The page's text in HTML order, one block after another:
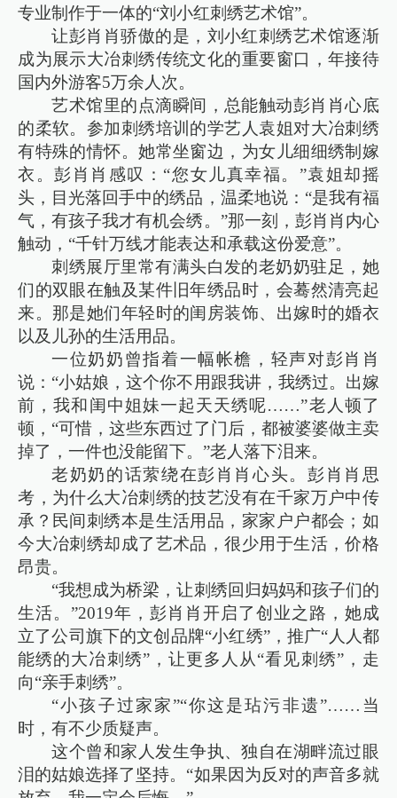
专业制作于一体的“刘小红刺绣艺术馆”。
让彭肖肖骄傲的是，刘小红刺绣艺术馆逐渐
成为展示大冶刺绣传统文化的重要窗口，年接待
国内外游客5万余人次。
艺术馆里的点滴瞬间，总能触动彭肖肖心底
的柔软。参加刺绣培训的学艺人袁姐对大冶刺绣
有特殊的情怀。她常坐窗边，为女儿细细绣制嫁
衣。彭肖肖感叹：“您女儿真幸福。”袁姐却摇
头，目光落回手中的绣品，温柔地说：“是我有福
气，有孩子我才有机会绣。”那一刻，彭肖肖内心
触动，“千针万线才能表达和承载这份爱意”。
刺绣展厅里常有满头白发的老奶奶驻足，她
们的双眼在触及某件旧年绣品时，会蓦然清亮起
来。那是她们年轻时的闺房装饰、出嫁时的婚衣
以及儿孙的生活用品。
一位奶奶曾指着一幅帐檐，轻声对彭肖肖
说：“小姑娘，这个你不用跟我讲，我绣过。出嫁
前，我和闺中姐妹一起天天绣呢……”老人顿了
顿，“可惜，这些东西过了门后，都被婆婆做主卖
掉了，一件也没能留下。”老人落下泪来。
老奶奶的话萦绕在彭肖肖心头。彭肖肖思
考，为什么大冶刺绣的技艺没有在千家万户中传
承？民间刺绣本是生活用品，家家户户都会；如
今大冶刺绣却成了艺术品，很少用于生活，价格
昂贵。
“我想成为桥梁，让刺绣回归妈妈和孩子们的
生活。”2019年，彭肖肖开启了创业之路，她成
立了公司旗下的文创品牌“小红绣”，推广“人人都
能绣的大冶刺绣”，让更多人从“看见刺绣”，走
向“亲手刺绣”。
“小孩子过家家”“你这是玷污非遗”……当
时，有不少质疑声。
这个曾和家人发生争执、独自在湖畔流过眼
泪的姑娘选择了坚持。“如果因为反对的声音多就